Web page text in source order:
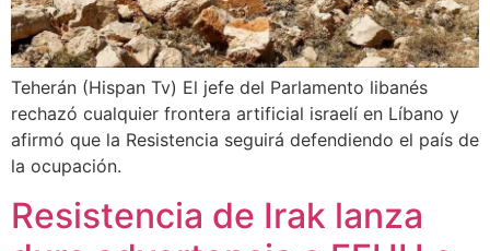
Teherán (Hispan Tv) El jefe del Parlamento libanés
rechazó cualquier frontera artificial israelí en Líbano y
afirmó que la Resistencia seguirá defendiendo el país de
la ocupación.
Resistencia de Irak lanza